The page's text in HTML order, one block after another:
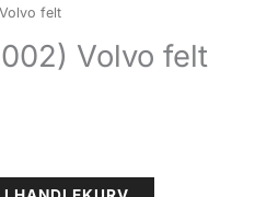
felt
Volvo felt